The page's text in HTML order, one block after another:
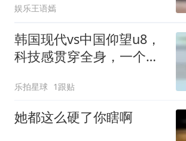
娱乐王语嫣
韩国现代vs中国仰望u8，
科技感贯穿全身，一个动
乐拍星球 1跟贴
她都这么硬了你瞎啊